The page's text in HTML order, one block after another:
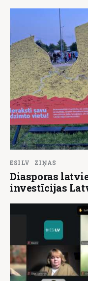
ESILV ZIŅAS
Diasporas
investīcijas